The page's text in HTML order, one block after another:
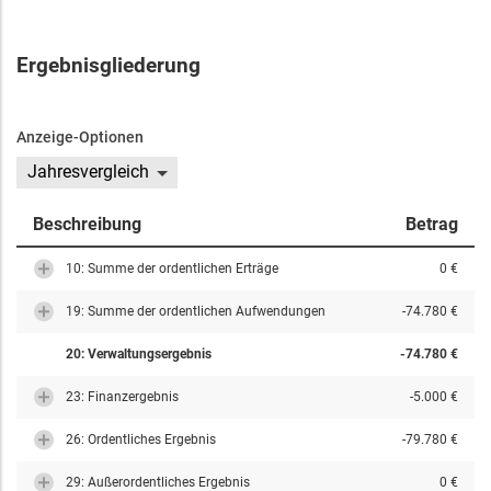
Ergebnisgliederung
Anzeige-Optionen
Jahresvergleich
Beschreibung Betrag
10: Summe der ordentlichen Erträge 0 €
19: Summe der ordentlichen Aufwendungen -74.780 €
20: Verwaltungsergebnis -74.780 €
23: Finanzergebnis -5.000 €
26: Ordentliches Ergebnis -79.780 €
29: Außerordentliches Ergebnis 0 €